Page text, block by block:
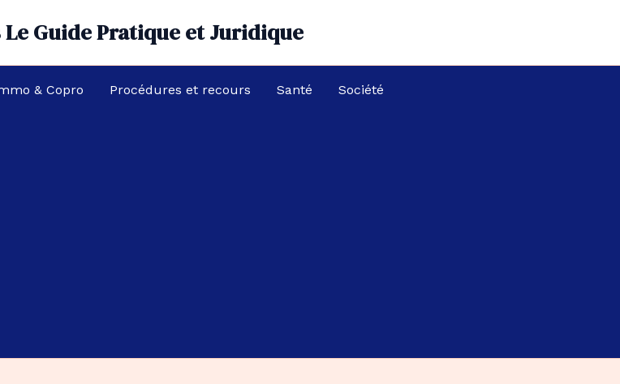
Le Guide Pratique et Juridique
& Copro Procédures et recours Santé Société